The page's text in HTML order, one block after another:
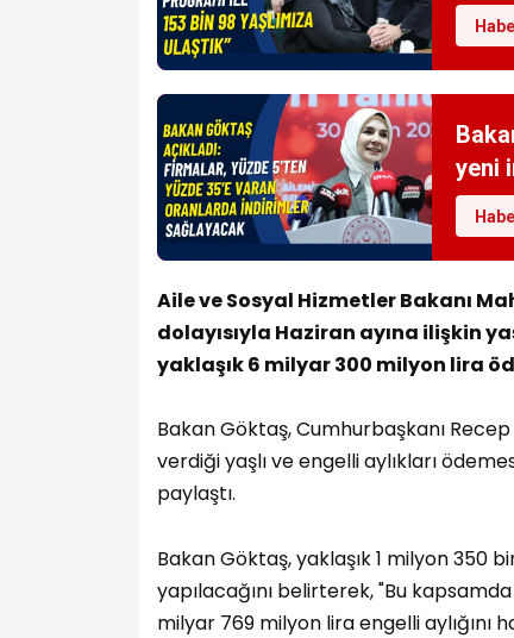
yeni
Aile ve Sosyal Hizmetler Bakanı
dolayısıyla Haziran ayına ilişkin
yaklaşık 6 milyar 300 milyon lira
Bakan Göktaş, Cumhurbaşkanı
verdiği yaşlı ve engelli aylıkları
paylaştı.
Bakan Göktaş, yaklaşık 1 milyon 350
yapılacağını belirterek, "Bu
milyar 769 milyon lira engelli aylığını